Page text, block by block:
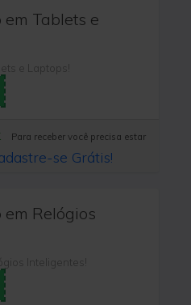
em Tablets e
e Laptops!
Para receber você precisa estar
se Grátis!
em Relógios
Inteligentes!